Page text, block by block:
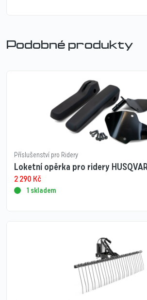
Podobné produkty
Příslušenství pro Ridery
Loketní opěrka pro ridery
2 290 Kč
1 skladem